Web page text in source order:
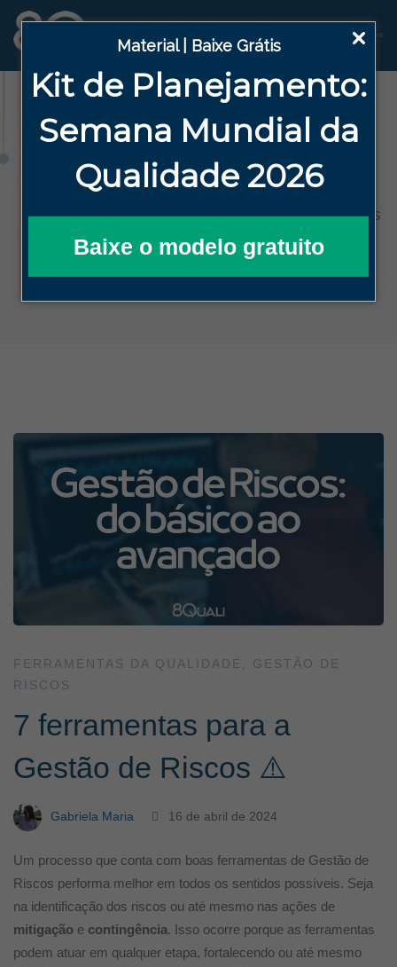
Material | Baixe Grátis
Kit de Planejamento:
Semana Mundial da
Qualidade 2026
Baixe o modelo gratuito
Blog
HOME
BLOG DA QUALIDADE EFICAZ
FERRAMENTAS DA QUALIDADE
7 FERRAMENTAS PARA A GESTÃO DE RISCOS
ferramentas
a
Gestão
de
Riscos
⚠️
FERRAMENTAS DA QUALIDADE
GESTÃO DE
RISCOS
7 ferramentas para a
Gestão de Riscos ⚠️
Gabriela Maria 16 de abril de 2024
Um processo que conta com boas ferramentas de Gestão de
Riscos performa melhor em todos os sentidos possíveis. Seja
na identificação dos riscos ou até mesmo nas ações de
mitigação e contingência. Isso ocorre porque as ferramentas
podem atuar em qualquer etapa, fortalecendo ou até mesmo